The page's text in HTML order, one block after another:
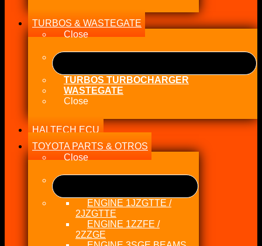
TURBOS & WASTEGATE
Close
TURBOS TURBOCHARGER
WASTEGATE
Close
HALTECH ECU
TOYOTA PARTS & OTROS
Close
ENGINE 1JZGTTE /
2JZGTTE
ENGINE 1ZZFE /
2ZZGE